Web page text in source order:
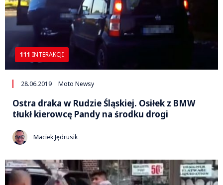
111 INTERAKCJI
28.06.2019 Moto Newsy
Ostra draka w Rudzie Śląskiej. Osiłek z BMW
tłukł kierowcę Pandy na środku drogi
Maciek Jędrusik